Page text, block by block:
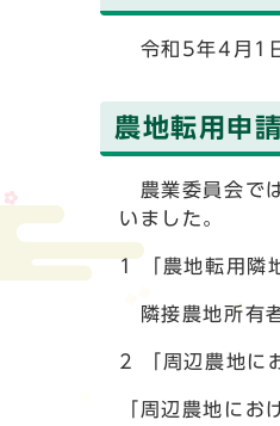
令和5年4月1日
農地転用申
農業委員会で
いました。
1 「農地転用隣
隣接農地所有
2 「周辺農地に
「周辺農地に